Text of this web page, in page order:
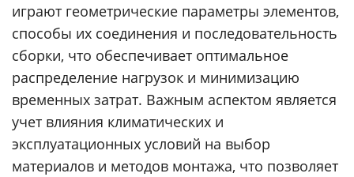
играют геометрические параметры элементов,
способы их соединения и последовательность
сборки, что обеспечивает оптимальное
распределение нагрузок и минимизацию
временных затрат. Важным аспектом является
учет влияния климатических и
эксплуатационных условий на выбор
материалов и методов монтажа, что позволяет